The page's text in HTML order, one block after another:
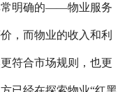
常明确的——物业服务
，而物业的收入和利
符合市场规则，也更